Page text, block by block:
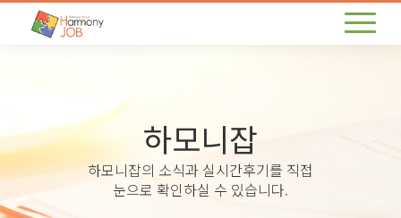
하모니잡
하모니잡의 소식과 실시간후기를 직접
눈으로 확인하실 수 있습니다.